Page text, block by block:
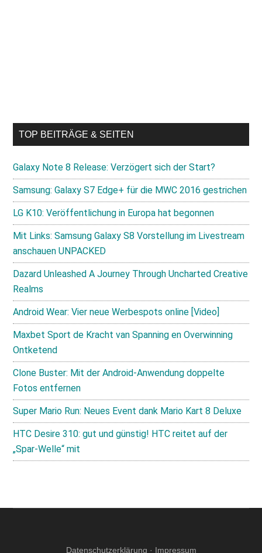
TOP BEITRÄGE & SEITEN
Galaxy Note 8 Release: Verzögert sich der Start?
Samsung: Galaxy S7 Edge+ für die MWC 2016 gestrichen
LG K10: Veröffentlichung in Europa hat begonnen
Mit Links: Samsung Galaxy S8 Vorstellung im Livestream
anschauen UNPACKED
Dazard Unleashed A Journey Through Uncharted Creative
Realms
Android Wear: Vier neue Werbespots online [Video]
Maxbet Sport de Kracht van Spanning en Overwinning
Ontketend
Clone Buster: Mit der Android-Anwendung doppelte
Fotos entfernen
Super Mario Run: Neues Event dank Mario Kart 8 Deluxe
HTC Desire 310: gut und günstig! HTC reitet auf der
„Spar-Welle“ mit
Datenschutzerklärung · Impressum